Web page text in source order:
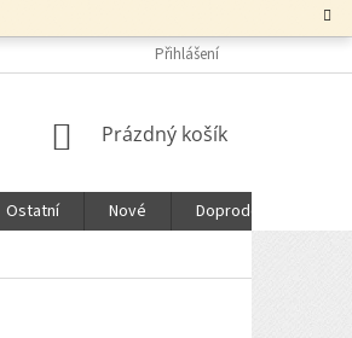
Přihlášení
NÁKUPNÍ
Prázdný košík
Ostatní Nové Doprodej